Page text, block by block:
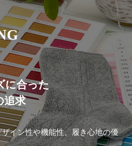
に合った
追求
イン性や機能性、履き心地の優